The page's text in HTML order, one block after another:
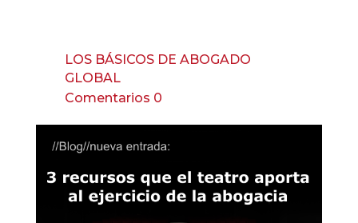
LOS BÁSICOS DE ABOGADO
GLOBAL
Comentarios 0